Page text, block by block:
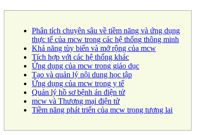
Phân tích chuyên sâu về tiềm năng và ứng dụng
thực tế của mcw trong các hệ thống thông minh
Khả năng tùy biến và mở rộng của mcw
Tích hợp với các hệ thống khác
Ứng dụng của mcw trong giáo dục
Tạo và quản lý nội dung học tập
Ứng dụng của mcw trong y tế
Quản lý hồ sơ bệnh án điện tử
mcw và Thương mại điện tử
Tiềm năng phát triển của mcw trong tương lai